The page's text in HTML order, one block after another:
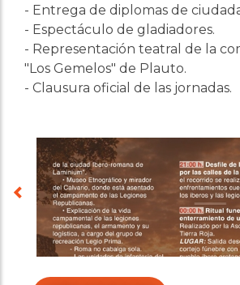
- Entrega de diplomas de
- Espectáculo de gladiadores.
- Representación teatral de la
"Los Gemelos" de Plauto.
- Clausura oficial de las jornadas.